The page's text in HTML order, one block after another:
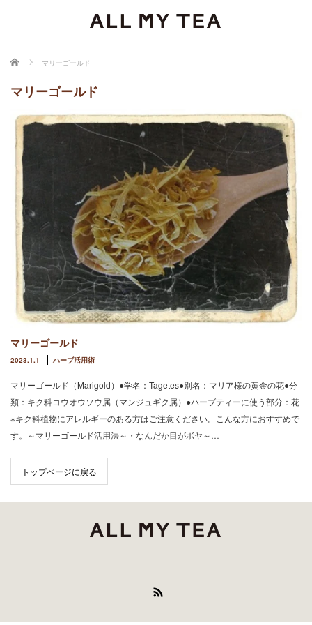
ホーム マリーゴールド
マリーゴールド
マリーゴールド
2023.1.1 ハーブ活用術
マリーゴールド（Marigold）●学名：Tagetes●別名：マリア様の黄金の花●分
類：キク科コウオウソウ属（マンジュギク属）●ハーブティーに使う部分：花
※キク科植物にアレルギーのある方はご注意ください。こんな方におすすめで
す。～マリーゴールド活用法～・なんだか目がボヤ～…
トップページに戻る